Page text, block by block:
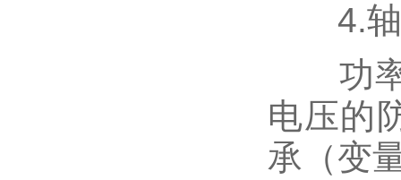
4.轴
功率
电压的
承（变